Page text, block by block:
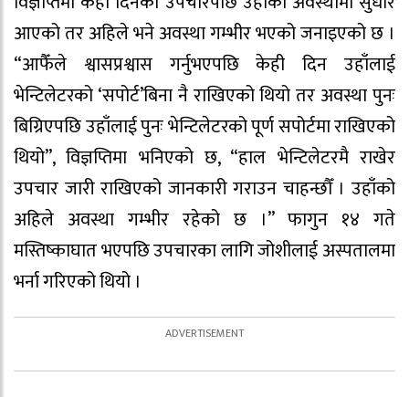
आएको तर अहिले भने अवस्था गम्भीर भएको जनाइएको छ ।
“आफैँले श्वासप्रश्वास गर्नुभएपछि केही दिन उहाँलाई
भेन्टिलेटरको ‘सपोर्ट’बिना नै राखिएको थियो तर अवस्था पुनः
बिग्रिएपछि उहाँलाई पुनः भेन्टिलेटरको पूर्ण सपोर्टमा राखिएको
थियो”, विज्ञप्तिमा भनिएको छ, “हाल भेन्टिलेटरमै राखेर
उपचार जारी राखिएको जानकारी गराउन चाहन्छौँ । उहाँको
अहिले अवस्था गम्भीर रहेको छ ।” फागुन १४ गते
मस्तिष्काघात भएपछि उपचारका लागि जोशीलाई अस्पतालमा
भर्ना गरिएको थियो ।